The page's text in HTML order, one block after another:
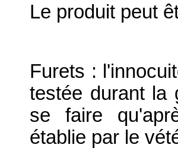
Le produit peut
Furets :
testée durant la
se faire
établie par le